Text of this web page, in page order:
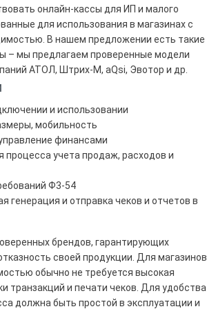
онлайн-кассы для ИП и малого
для использования в магазинах с
В нашем предложении есть такие
– мы предлагаем проверенные модели
АТОЛ, Штрих-М, aQsi, Эвотор и др.
и использовании
мобильность
финансами
процесса учета продаж, расходов и
Ф3-54
генерация и отправка чеков и отчетов в
брендов, гарантирующих
своей продукции. Для магазинов
обычно не требуется высокая
транзакций и печати чеков. Для удобства
должна быть простой в эксплуатации и